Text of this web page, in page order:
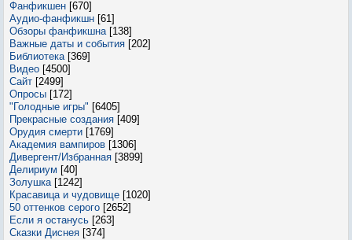
Фанфикшен [670]
Аудио-фанфикшн [61]
Обзоры фанфикшна [138]
Важные даты и события [202]
Библиотека [369]
Видео [4500]
Сайт [2499]
Опросы [172]
"Голодные игры" [6405]
Прекрасные создания [409]
Орудия смерти [1769]
Академия вампиров [1306]
Дивергент/Избранная [3899]
Делириум [40]
Золушка [1242]
Красавица и чудовище [1020]
50 оттенков серого [2652]
Если я останусь [263]
Сказки Диснея [374]